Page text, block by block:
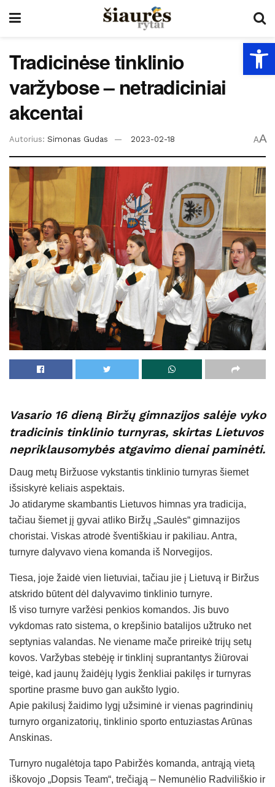
Tradicinėse tinklinio
varžybose – netradiciniai
akcentai
Autorius: Simonas Gudas 2023-02-18 AA
Vasario 16 dieną Biržų gimnazijos salėje vyko
tradicinis tinklinio turnyras, skirtas Lietuvos
nepriklausomybės atgavimo dienai paminėti.
Daug metų Biržuose vykstantis tinklinio turnyras šiemet
išsiskyrė keliais aspektais.
Jo atidaryme skambantis Lietuvos himnas yra tradicija,
tačiau šiemet jį gyvai atliko Biržų „Saulės“ gimnazijos
choristai. Viskas atrodė šventiškiau ir pakiliau. Antra,
turnyre dalyvavo viena komanda iš Norvegijos.
Tiesa, joje žaidė vien lietuviai, tačiau jie į Lietuvą ir Biržus
atskrido būtent dėl dalyvavimo tinklinio turnyre.
Iš viso turnyre varžėsi penkios komandos. Jis buvo
vykdomas rato sistema, o krepšinio batalijos užtruko net
septynias valandas. Ne viename mače prireikė trijų setų
kovos. Varžybas stebėję ir tinklinį suprantantys žiūrovai
teigė, kad jaunų žaidėjų lygis ženkliai pakilęs ir turnyras
sportine prasme buvo gan aukšto lygio.
Apie pakilusį žaidimo lygį užsiminė ir vienas pagrindinių
turnyro organizatorių, tinklinio sporto entuziastas Arūnas
Anskinas.
Turnyro nugalėtoja tapo Pabiržės komanda, antrąją vietą
iškovojo „Dopsis Team“, trečiąją – Nemunėlio Radviliškio ir